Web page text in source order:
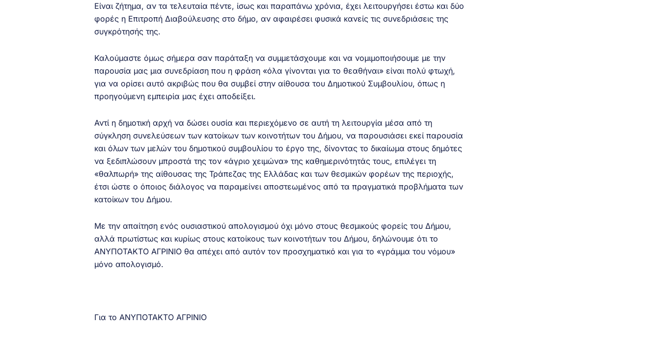
Είναι ζήτημα, αν τα τελευταία πέντε, ίσως και παραπάνω χρόνια, έχει λειτουργήσει έστω και δύο
φορές η Επιτροπή Διαβούλευσης στο δήμο, αν αφαιρέσει φυσικά κανείς τις συνεδριάσεις της
συγκρότησής της.
Καλούμαστε όμως σήμερα σαν παράταξη να συμμετάσχουμε και να νομιμοποιήσουμε με την
παρουσία μας μια συνεδρίαση που η φράση «όλα γίνονται για το θεαθήναι» είναι πολύ φτωχή,
για να ορίσει αυτό ακριβώς που θα συμβεί στην αίθουσα του Δημοτικού Συμβουλίου, όπως η
προηγούμενη εμπειρία μας έχει αποδείξει.
Αντί η δημοτική αρχή να δώσει ουσία και περιεχόμενο σε αυτή τη λειτουργία μέσα από τη
σύγκληση συνελεύσεων των κατοίκων των κοινοτήτων του Δήμου, να παρουσιάσει εκεί παρουσία
και όλων των μελών του δημοτικού συμβουλίου το έργο της, δίνοντας το δικαίωμα στους δημότες
να ξεδιπλώσουν μπροστά της τον «άγριο χειμώνα» της καθημερινότητάς τους, επιλέγει τη
«θαλπωρή» της αίθουσας της Τράπεζας της Ελλάδας και των θεσμικών φορέων της περιοχής,
έτσι ώστε ο όποιος διάλογος να παραμείνει αποστεωμένος από τα πραγματικά προβλήματα των
κατοίκων του Δήμου.
Με την απαίτηση ενός ουσιαστικού απολογισμού όχι μόνο στους θεσμικούς φορείς του Δήμου,
αλλά πρωτίστως και κυρίως στους κατοίκους των κοινοτήτων του Δήμου, δηλώνουμε ότι το
ΑΝΥΠΟΤΑΚΤΟ ΑΓΡΙΝΙΟ θα απέχει από αυτόν τον προσχηματικό και για το «γράμμα του νόμου»
μόνο απολογισμό.
Για το ΑΝΥΠΟΤΑΚΤΟ ΑΓΡΙΝΙΟ